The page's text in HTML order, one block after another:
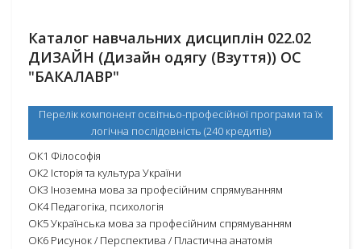
Каталог навчальних дисциплін 022.02
ДИЗАЙН (Дизайн одягу (Взуття)) ОС
"БАКАЛАВР"
Перелік компонент освітньо-професійної програми та їх
логічна послідовність (240 кредитів)
ОК1 Філософія
ОК2 Історія та культура України
ОК3 Іноземна мова за професійним спрямуванням
ОК4 Педагогіка, психологія
ОК5 Українська мова за професійним спрямуванням
ОК6 Рисунок / Перспектива / Пластична анатомія